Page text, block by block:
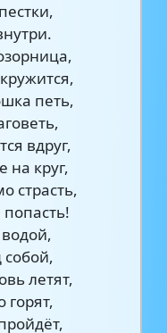
петь,
вдруг,
на круг,
страсть,
собой,
летят,